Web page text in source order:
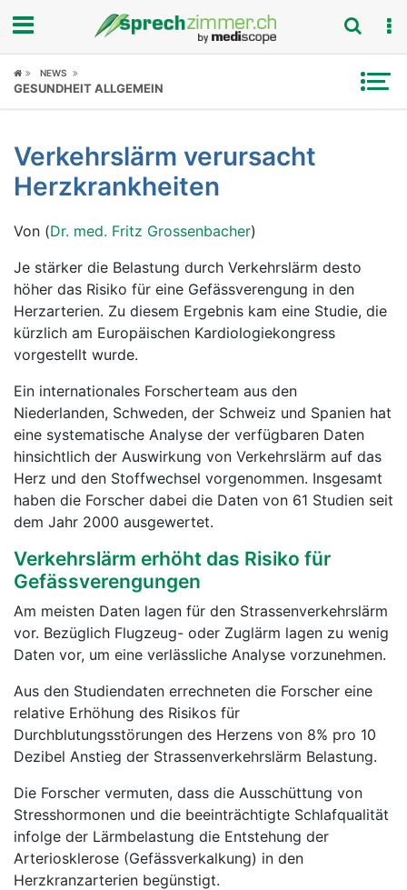
Fokus
Symptome
Ratgeber
Rubriken
NEWS
GESUNDHEIT ALLGEMEIN
Verkehrslärm verursacht
Herzkrankheiten
Von (Dr. med. Fritz Grossenbacher)
Je stärker die Belastung durch Verkehrslärm desto
höher das Risiko für eine Gefässverengung in den
Herzarterien. Zu diesem Ergebnis kam eine Studie, die
kürzlich am Europäischen Kardiologiekongress
vorgestellt wurde.
Ein internationales Forscherteam aus den
Niederlanden, Schweden, der Schweiz und Spanien hat
eine systematische Analyse der verfügbaren Daten
hinsichtlich der Auswirkung von Verkehrslärm auf das
Herz und den Stoffwechsel vorgenommen. Insgesamt
haben die Forscher dabei die Daten von 61 Studien seit
dem Jahr 2000 ausgewertet.
Verkehrslärm erhöht das Risiko für
Gefässverengungen
Am meisten Daten lagen für den Strassenverkehrslärm
vor. Bezüglich Flugzeug- oder Zuglärm lagen zu wenig
Daten vor, um eine verlässliche Analyse vorzunehmen.
Aus den Studiendaten errechneten die Forscher eine
relative Erhöhung des Risikos für
Durchblutungsstörungen des Herzens von 8% pro 10
Dezibel Anstieg der Strassenverkehrslärm Belastung.
Die Forscher vermuten, dass die Ausschüttung von
Stresshormonen und die beeinträchtigte Schlafqualität
infolge der Lärmbelastung die Entstehung der
Arteriosklerose (Gefässverkalkung) in den
Herzkranzarterien begünstigt.